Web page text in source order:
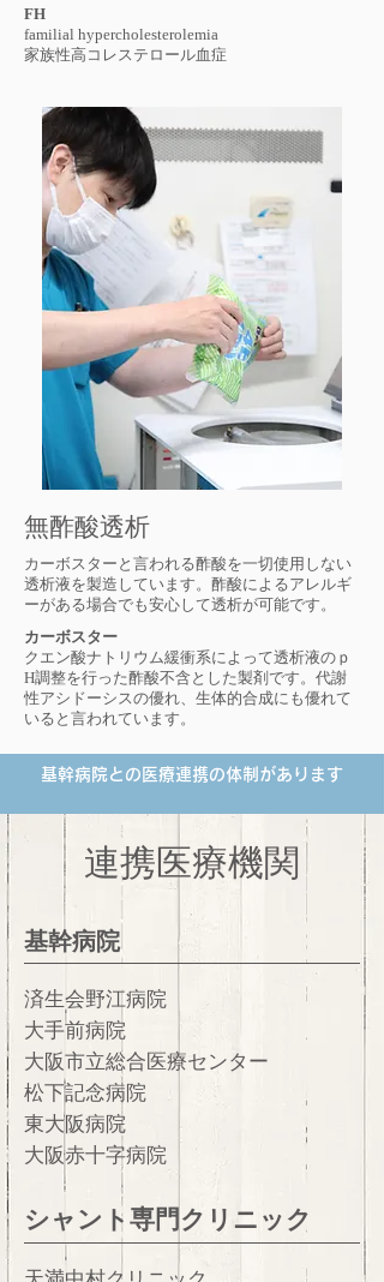
FH
familial hypercholesterolemia
家族性高コレステロール血症
無酢酸透析
カーボスターと言われる酢酸を一切使用しない
透析液を製造しています。酢酸によるアレルギ
ーがある場合でも安心して透析が可能です。
カーボスター
クエン酸ナトリウム緩衝系によって透析液のｐ
H調整を行った酢酸不含とした製剤です。代謝
性アシドーシスの優れ、生体的合成にも優れて
いると言われています。
基幹病院との医療連携の体制があります
連携医療機関
基幹病院
済生会野江病院
大手前病院
大阪市立総合医療センター
松下記念病院
東大阪病院
大阪赤十字病院
シャント専門クリニック